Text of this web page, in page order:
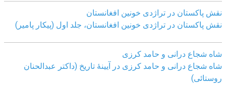
نقش پاکستان در تراژدی خونین افغانستان
نقش پاکستان در تراژدی خونین افغانستان، جلد اول (پیکار پامیر)
شاه شجاع درانی و حامد کرزی
شاه شجاع درانی و حامد کرزی در آیینۀ تاریخ (داکتر عبدالحنان
روستائی)